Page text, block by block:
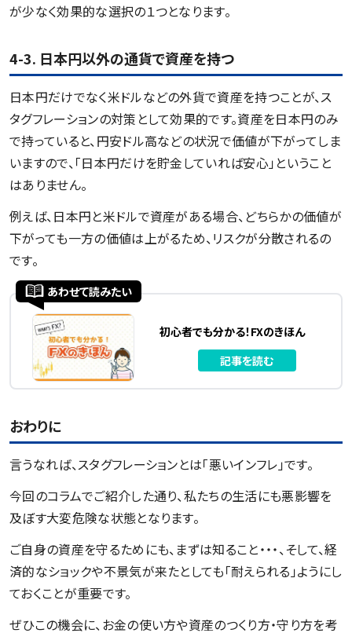
が少なく効果的な選択の１つとなります。
4-3. 日本円以外の通貨で資産を持つ
日本円だけでなく米ドルなどの外貨で資産を持つことが、ス
タグフレーションの対策として効果的です。資産を日本円のみ
で持っていると、円安ドル高などの状況で価値が下がってしま
いますので、「日本円だけを貯金していれば安心」ということ
はありません。
例えば、日本円と米ドルで資産がある場合、どちらかの価値が
下がっても一方の価値は上がるため、リスクが分散されるの
です。
あわせて読みたい
初心者でも分かる！FXのきほん
記事を読む
おわりに
言うなれば、スタグフレーションとは「悪いインフレ」です。
今回のコラムでご紹介した通り、私たちの生活にも悪影響を
及ぼす大変危険な状態となります。
ご自身の資産を守るためにも、まずは知ること・・・、そして、経
済的なショックや不景気が来たとしても「耐えられる」ようにし
ておくことが重要です。
ぜひこの機会に、お金の使い方や資産のつくり方・守り方を考